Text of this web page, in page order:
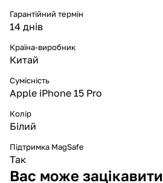
Гарантійний термін
14 днів
Країна-виробник
Китай
Сумісність
Apple iPhone 15 Pro
Колір
Білий
Підтримка MagSafe
Так
Вас може зацікавити